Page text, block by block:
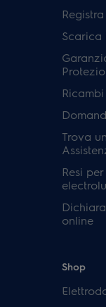
Trova
Resi
online
Shop